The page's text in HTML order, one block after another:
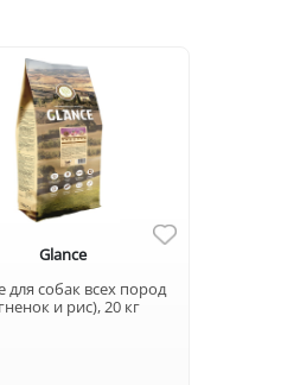
Glance
для собак всех пород
и рис), 20 кг